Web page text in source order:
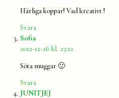
Härliga koppar! Vad kreativt !
Svara
Sofia
2012-12-26 kl. 23:12
Söta muggar 🙂
Svara
JUNITJEJsäger: